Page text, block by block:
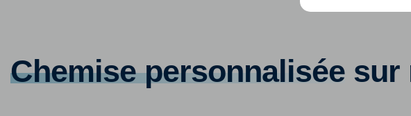
Chemise personnalisée sur